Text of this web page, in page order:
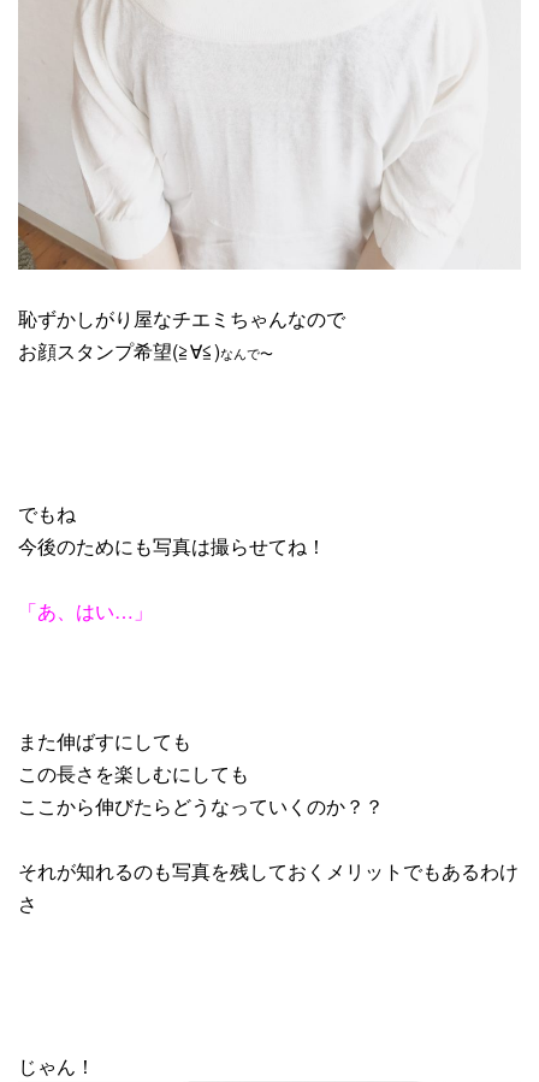
恥ずかしがり屋なチエミちゃんなので
お顔スタンプ希望(≧∀≦)なんで〜
でもね
今後のためにも写真は撮らせてね！
「あ、はい… 」
また伸ばすにしても
この長さを楽しむにしても
ここから伸びたらどうなっていくのか？？
それが知れるのも写真を残しておくメリットでもあるわけ
さ
じゃん！